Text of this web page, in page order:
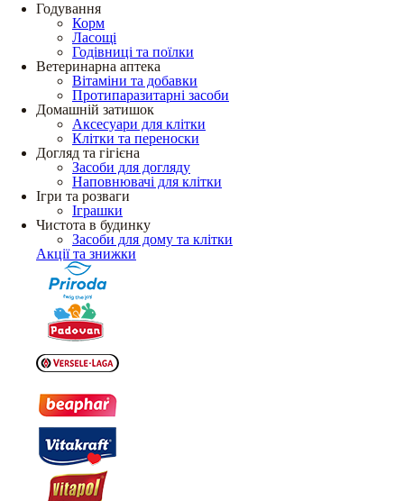
Годування
Корм
Ласощі
Годівниці та поїлки
Ветеринарна аптека
Вітаміни та добавки
Протипаразитарні засоби
Домашній затишок
Аксесуари для клітки
Клітки та переноски
Догляд та гігієна
Засоби для догляду
Наповнювачі для клітки
Ігри та розваги
Іграшки
Чистота в будинку
Засоби для дому та клітки
Акції та знижки